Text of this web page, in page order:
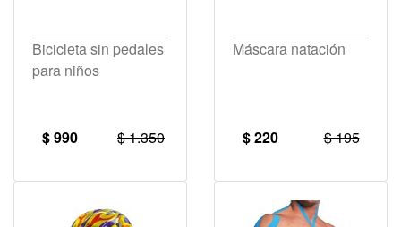
Bicicleta sin pedales
para niños
$ 990 $ 1.350
Máscara natación
$ 220 $ 195